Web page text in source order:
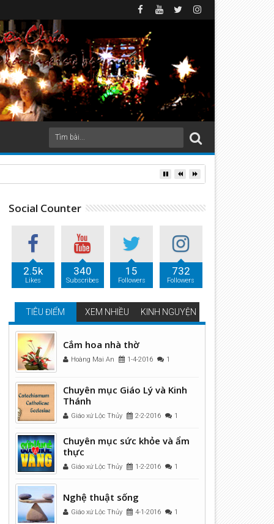
Social Counter
2.5k
Likes
340
Subscribes
15
Followers
732
Followers
TIÊU ĐIỂM XEM NHIỀU KINH NGUYỆN
Cắm hoa nhà thờ
Hoàng Mai An 1-4-2016 1
Chuyên mục Giáo Lý và Kinh
Thánh
Giáo xứ Lộc Thủy 2-2-2016 1
Chuyên mục sức khỏe và ẩm
thực
Giáo xứ Lộc Thủy 1-2-2016 1
Nghệ thuật sống
Giáo xứ Lộc Thủy 4-1-2016 1